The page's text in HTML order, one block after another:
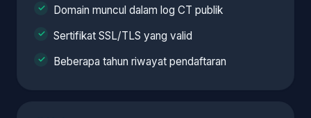
Domain muncul dalam log CT publik
Sertifikat SSL/TLS yang valid
Beberapa tahun riwayat pendaftaran